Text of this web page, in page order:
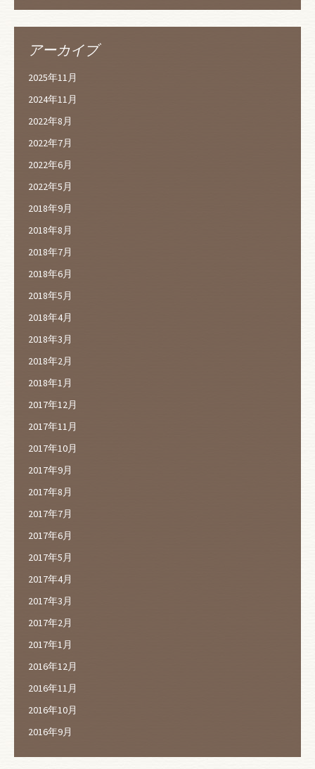
アーカイブ
2025年11月
2024年11月
2022年8月
2022年7月
2022年6月
2022年5月
2018年9月
2018年8月
2018年7月
2018年6月
2018年5月
2018年4月
2018年3月
2018年2月
2018年1月
2017年12月
2017年11月
2017年10月
2017年9月
2017年8月
2017年7月
2017年6月
2017年5月
2017年4月
2017年3月
2017年2月
2017年1月
2016年12月
2016年11月
2016年10月
2016年9月